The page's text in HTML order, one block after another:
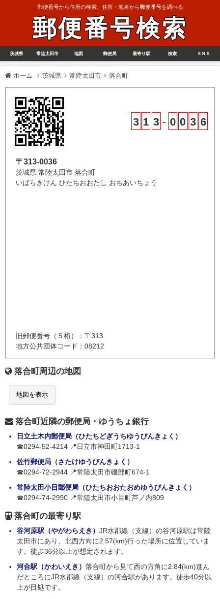
郵便番号から住所の検索、住所・地名から郵便番号を調べる
郵便番号検索
茨城県 常陸太田市 地図 郵便局 最寄り駅 検索 ＳＮＳ
ホーム 茨城県 常陸太田市 落合町
3 1 3 - 0 0 3 6
〒313-0036
茨城県 常陸太田市 落合町
いばらきけん ひたちおおたし おちあいちょう
旧郵便番号（５桁）：〒313
地方公共団体コード：08212
落合町周辺の地図
地図を表示
落合町近隣の郵便局・ゆうちょ銀行
日立土木内郵便局（ひたちどぎうちゆうびんきょく）
☎0294-52-4214 📍日立市神田町1713-1
佐竹郵便局（さたけゆうびんきょく）
☎0294-72-2944 📍常陸太田市磯部町674-1
常陸太田小目郵便局（ひたちおおたおめゆうびんきょく）
☎0294-74-2990 📍常陸太田市小目町芦ノ内809
落合町の最寄り駅
谷河原駅（やがわらえき） JR水郡線（支線）の谷河原駅は常陸
太田市にあり、北西方向に2.57(km)行った場所に位置していま
す。徒歩36分以上が想定されます。
河合駅（かわいえき） 落合町から見て西の方角に2.84(km)進ん
だところにJR水郡線（支線）の河合駅があります。徒歩40分以
上が目処です。